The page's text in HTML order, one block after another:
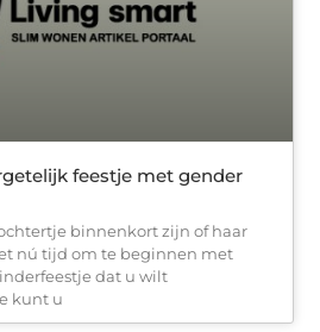
feestje met gender
binnenkort zijn of haar
nú tijd om te beginnen met
dat u wilt
kunt u